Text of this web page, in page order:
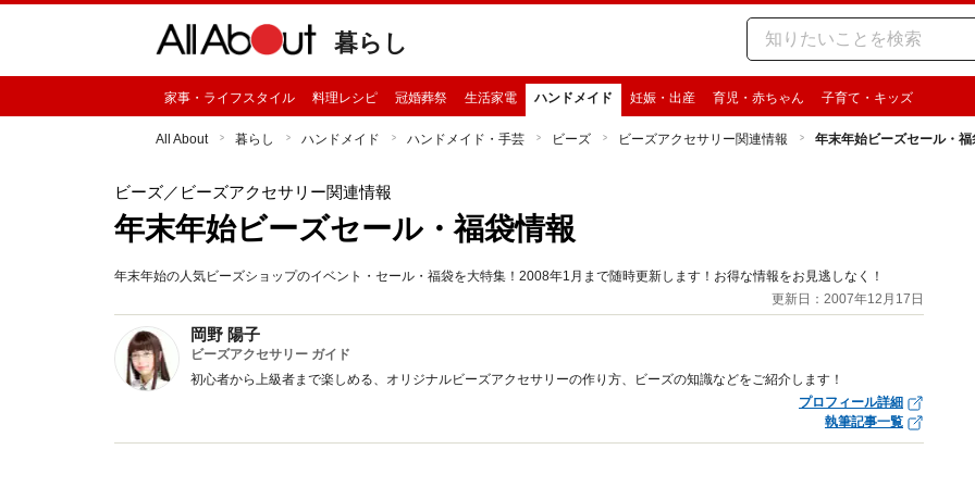
暮らし
家事・ライフスタイル 料理レシピ 冠婚葬祭 生活家電 ハンドメイド 妊娠・出産 育児・赤ちゃん 子育て・キッズ
All About 暮らし ハンドメイド ハンドメイド・手芸 ビーズ ビーズアクセサリー関連情報 年末年始ビーズセール・福
ビーズ／ビーズアクセサリー関連情報
年末年始ビーズセール・福袋情報
年末年始の人気ビーズショップのイベント・セール・福袋を大特集！2008年1月まで随時更新します！お得な情報をお見逃しなく！
更新日：2007年12月17日
岡野 陽子
ビーズアクセサリー ガイド
初心者から上級者まで楽しめる、オリジナルビーズアクセサリーの作り方、ビーズの知識などをご紹介します！
プロフィール詳細
執筆記事一覧